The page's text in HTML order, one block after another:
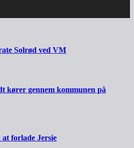
Solrød ved VM
kører gennem kommunen på
forlade Jersie